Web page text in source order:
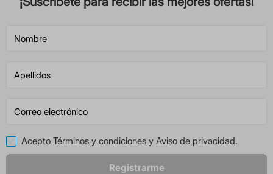
Acepto Términos y condiciones y Aviso de privacidad.
Registrarme